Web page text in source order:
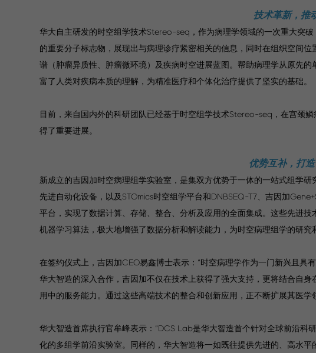
技术革新，推
华大自主研发的时空组学技术Stereo-seq，作为病理学领域的一次重大突
的重要分子标志物，展现出与病理诊疗紧密相关的信息，同时在组织空间
谱（肿瘤异质性、肿瘤微环境）及疾病时空进展蓝图。帮助病理学从原先
富了人类对疾病本质的理解，为精准医疗和个体化治疗提供了坚实的基础。
目前，来自国内外的科研团队已经基于时空组学技术Stereo-seq，在宫颈
得了重要进展。
优势互补，打
新成立的吉因加时空病理组学实验室，是集双方优势于一体的一站式组学
先进自动化设备，以及STOmics时空组学平台和DNBSEQ-T7、吉因加
平台，实现了数据计算、存储、整合、分析及应用的全面集成。这些先进
机器学习算法，极大地增强了数据分析和解读能力，为时空病理组学的研究
在签约仪式上，吉因加CEO易鑫博士表示：“时空病理学作为一门新兴且
华大智造的深入合作，吉因加不仅在技术上获得了强大支持，更将结合自
用中的服务能力。通过这些高端技术的整合和创新应用，正不断扩展其医
华大智造首席执行官牟峰表示：“DCS Lab是华大智造首个针对全球前沿
化的多组学前沿实验室。同样的，华大智造将一如既往提供先进的、高水